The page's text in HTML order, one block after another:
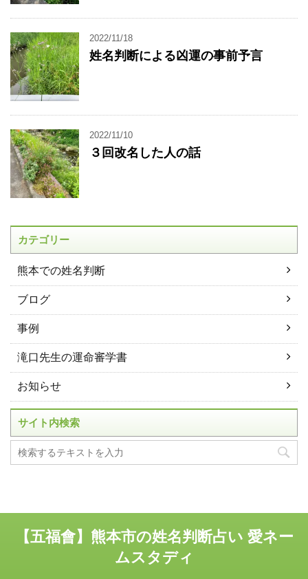
2022/11/18
姓名判断による凶運の事前予言
2022/11/10
３回改名した人の話
カテゴリー
熊本での姓名判断
ブログ
事例
滝口先生の運命審学書
お知らせ
サイト内検索
【五福會】熊本市の姓名判断占い 愛ネー
ムスタディ